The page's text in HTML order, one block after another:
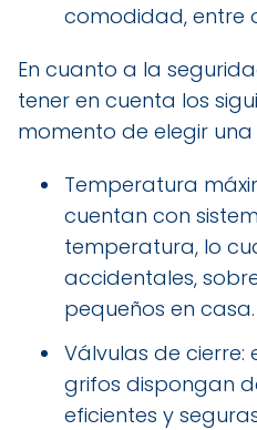
comodidad, entre
En cuanto a la
tener en cuenta los
momento de elegir
Temperatura
cuentan con
temperatura, lo
accidentales,
pequeños en casa.
Válvulas de cierre:
grifos dispongan
eficientes y